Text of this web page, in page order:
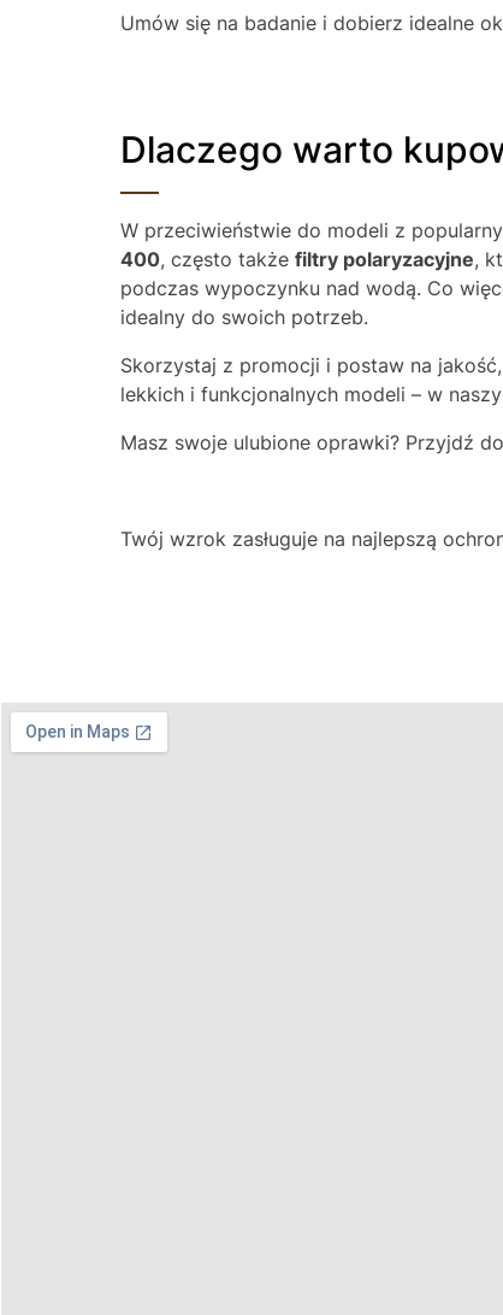
Umów się na badanie i dobierz idealne
Dlaczego warto
W przeciwieństwie do modeli z
400, często także filtry polaryzacyjne,
podczas wypoczynku nad wodą. Co
idealny do swoich potrzeb.
Skorzystaj z promocji i postaw na
lekkich i funkcjonalnych modeli – w
Masz swoje ulubione oprawki? Przyjdź
Twój wzrok zasługuje na najlepszą